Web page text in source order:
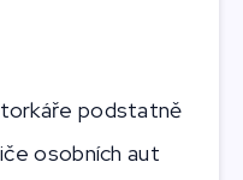
podstatně
osobních aut